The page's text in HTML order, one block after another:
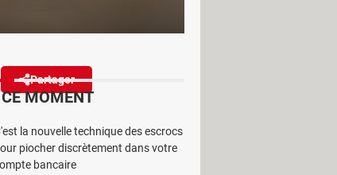
Partager
aux sites de streaming
acharnée.
MOMENT
la nouvelle technique des escrocs
piocher discrètement dans votre
bancaire